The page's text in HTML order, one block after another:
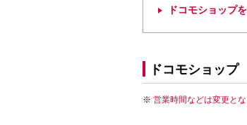
ドコモショップ
ドコモショップ
営業時間などは変更と